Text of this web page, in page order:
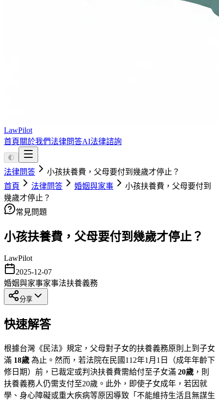
LawPilot
首頁 關於我們法律問答AI法律諮詢
🌓
法律問答
小孩扶養費，父母要付到幾歲才停止？
首頁
法律問答 婚姻與家事
小孩扶養費，父母要付到
幾歲才停止？
常見問題
小孩扶養費，父母要付到幾歲才停止？
LawPilot
2025-12-07
婚姻與家事家事法扶養義務
分享
快速解答
根據台灣《民法》規定，父母對子女的扶養義務原則上到子女
滿 18歲 為止。然而，若法院在民國112年1月1日（成年年齡下
修日期）前，已裁定或判決扶養費需給付至子女滿 20歲 ，則
扶養義務人仍需支付至20歲。此外，即使子女成年，若因就
學、身心障礙或重大疾病等原因導致「不能維持生活且無謀生